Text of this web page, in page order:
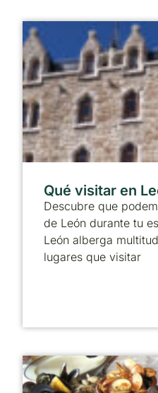
Qué visitar en
Descubre que
de León durante tu
León alberga
lugares que visitar